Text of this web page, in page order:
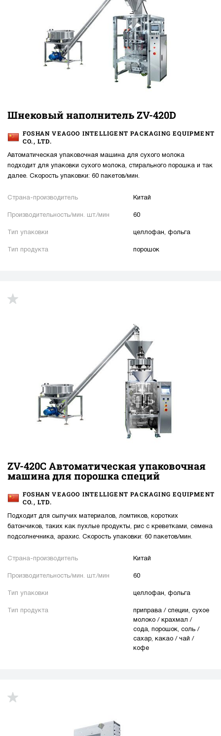
Шнековый наполнитель ZV-420D
FOSHAN VEAGOO INTELLIGENT PACKAGING EQUIPMENT
CO., LTD.
Автоматическая упаковочная машина для сухого молока
подходит для упаковки сухого молока, стирального порошка и так
далее. Скорость упаковки: 60 пакетов/мин.
Страна-производитель Китай
Производительность/мин. шт./мин 60
Тип упаковки целлофан, фольга
Тип продукта порошок
ZV-420C Автоматическая упаковочная
машина для порошка специй
FOSHAN VEAGOO INTELLIGENT PACKAGING EQUIPMENT
CO., LTD.
Подходит для сыпучих материалов, ломтиков, коротких
батончиков, таких как пухлые продукты, рис с креветками, семена
подсолнечника, арахис. Скорость упаковки: 60 пакетов/мин.
Страна-производитель Китай
Производительность/мин. шт./мин 60
Тип упаковки целлофан, фольга
Тип продукта
приправа / специи, сухое
молоко / крахмал /
сода, порошок, соль /
сахар, какао / чай /
кофе